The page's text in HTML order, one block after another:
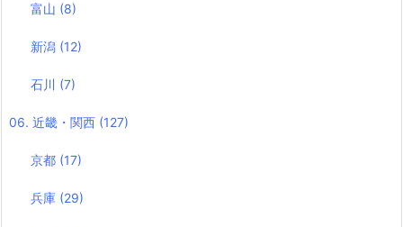
富山 (8)
新潟 (12)
石川 (7)
06. 近畿・関西 (127)
京都 (17)
兵庫 (29)